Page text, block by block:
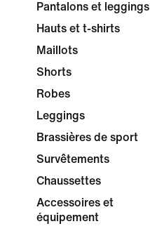
Pantalons et leggings
Hauts et t-shirts
Maillots
Shorts
Robes
Leggings
Brassières de sport
Survêtements
Chaussettes
Accessoires et
équipement